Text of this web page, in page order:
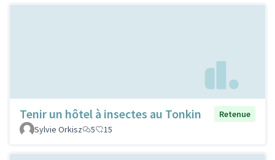
Tenir un hôtel à insectes au Tonkin
Retenue
Sylvie Orkisz
5 15